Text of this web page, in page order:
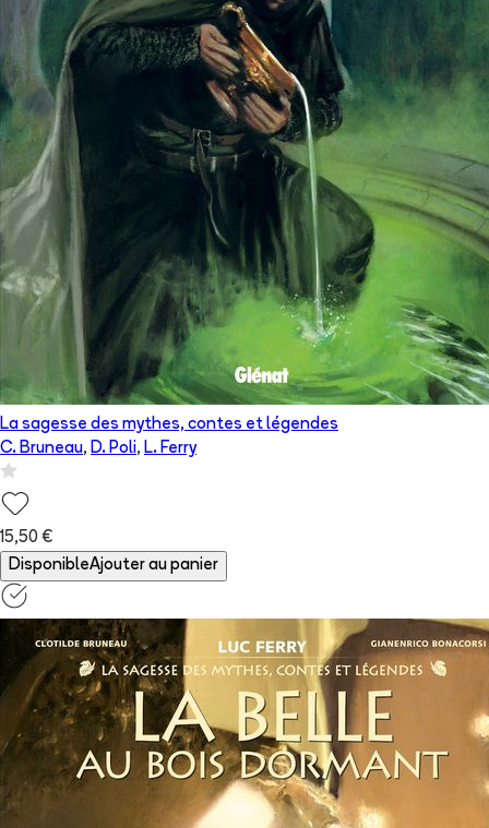
La sagesse des mythes, contes et légendes
C. Bruneau, D. Poli, L. Ferry
15,50 €
DisponibleAjouter au panier